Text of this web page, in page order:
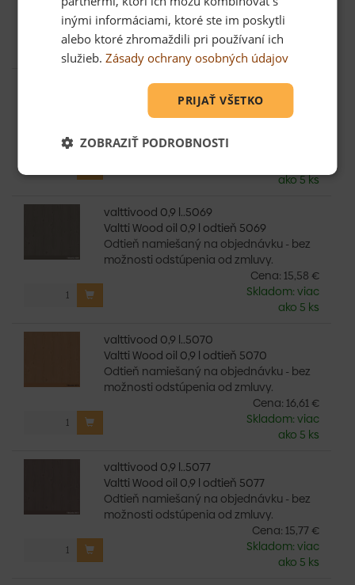
možnosti odstúpenia od zmluvy.
Cena:
Skladom: viac
valttivood 0,9 l..5060
Valtti Wood oil 0,9 l odtieň 5060
Odtieň namiešaný na objednávku - bez
ako 5 ks
valttivood 0,9 l..5069
Valtti Wood oil 0,9 l odtieň 5069
Odtieň namiešaný na objednávku - bez
možnosti odstúpenia od zmluvy.
Cena: 15,58 €
Skladom: viac
ako 5 ks
valttivood 0,9 l..5070
Valtti Wood oil 0,9 l odtieň 5070
Odtieň namiešaný na objednávku - bez
možnosti odstúpenia od zmluvy.
Cena: 16,61 €
Skladom: viac
ako 5 ks
valttivood 0,9 l..5077
Valtti Wood oil 0,9 l odtieň 5077
Odtieň namiešaný na objednávku - bez
možnosti odstúpenia od zmluvy.
Cena: 15,77 €
Skladom: viac
ako 5 ks
inými informáciami, ktoré ste im poskytli
alebo ktoré zhromaždili pri používaní ich
služieb.Zásady ochrany osobných údajov
PRIJAŤ VŠETKO
ZOBRAZIŤ PODROBNOSTI